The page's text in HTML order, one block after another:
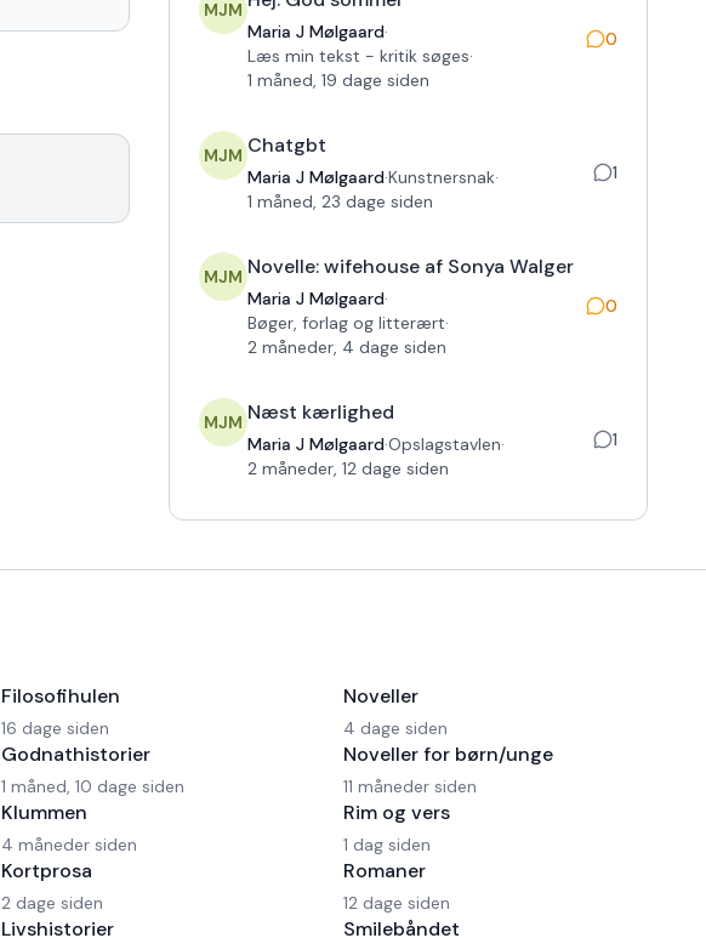
MJM
Maria J Mølgaard·
Læs min tekst - kritik søges·
1 måned, 19 dage siden
0
MJM Chatgbt
Maria J Mølgaard·Kunstnersnak·
1 måned, 23 dage siden
1
MJM Novelle: wifehouse af Sonya Walger
Maria J Mølgaard·
Bøger, forlag og litterært·
2 måneder, 4 dage siden
0
MJM Næst kærlighed
Maria J Mølgaard·Opslagstavlen·
2 måneder, 12 dage siden
1
Filosofihulen
16 dage siden
Godnathistorier
1 måned, 10 dage siden
Klummen
4 måneder siden
Kortprosa
2 dage siden
Livshistorier
Noveller
4 dage siden
Noveller for børn/unge
11 måneder siden
Rim og vers
1 dag siden
Romaner
12 dage siden
Smilebåndet